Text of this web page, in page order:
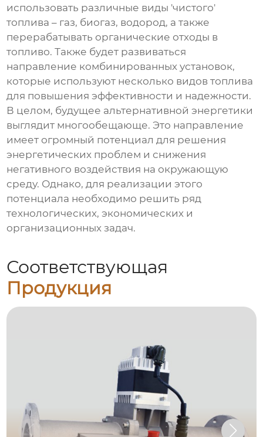
использовать различные виды 'чистого'
топлива – газ, биогаз, водород, а также
перерабатывать органические отходы в
топливо. Также будет развиваться
направление комбинированных установок,
которые используют несколько видов топлива
для повышения эффективности и надежности.
В целом, будущее альтернативной энергетики
выглядит многообещающе. Это направление
имеет огромный потенциал для решения
энергетических проблем и снижения
негативного воздействия на окружающую
среду. Однако, для реализации этого
потенциала необходимо решить ряд
технологических, экономических и
организационных задач.
Соответствующая
Продукция